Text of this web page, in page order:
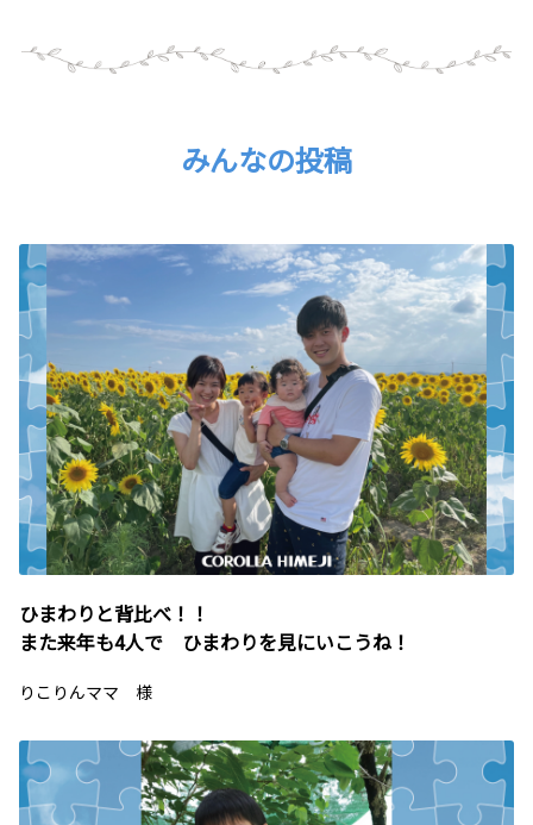
みんなの投稿
ひまわりと背比べ！！
また来年も4人で ひまわりを見にいこうね！
りこりんママ 様